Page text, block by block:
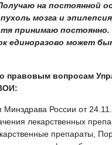
на постоянной
мозга и
принимаю
единоразово может
правовым вопросам
Минздрава России от
лекарственных
препараты,